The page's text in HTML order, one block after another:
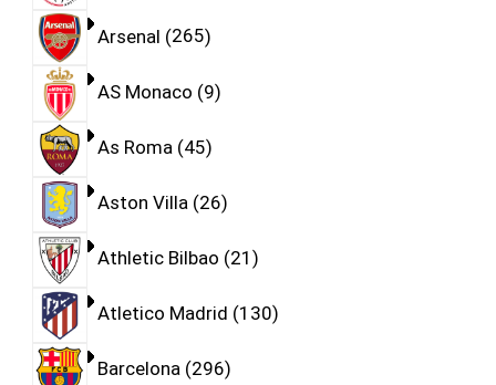
Arsenal 265
AS Monaco 9
As Roma 45
Aston Villa 26
Athletic Bilbao 21
Atletico Madrid 130
Barcelona 296